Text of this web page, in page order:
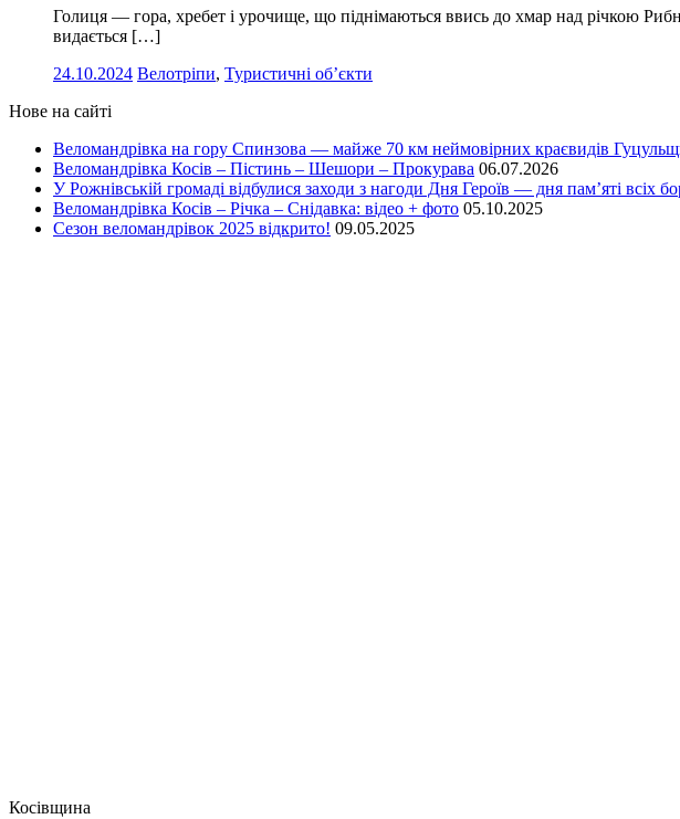
Голиця — гора, хребет і урочище, що піднімаються ввись до хмар над річкою
видається […]
24.10.2024 Велотріпи, Туристичні об’єкти
Нове на сайті
Веломандрівка на гору Спинзова — майже 70 км неймовірних краєвидів
Веломандрівка Косів – Пістинь – Шешори – Прокурава 06.07.2026
У Рожнівській громаді відбулися заходи з нагоди Дня Героїв — дня пам’яті всіх
Веломандрівка Косів – Річка – Снідавка: відео + фото 05.10.2025
Сезон веломандрівок 2025 відкрито! 09.05.2025
Косівщина